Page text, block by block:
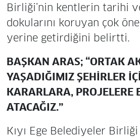
Birliği’nin kentlerin tarihi
dokularını koruyan çok
yerine getirdiğini belirtti.
BAŞKAN ARAS; “ORTAK
YAŞADIĞIMIZ ŞEHİRLER
KARARLARA, PROJELERE
ATACAĞIZ.”
Kıyı Ege Belediyeler